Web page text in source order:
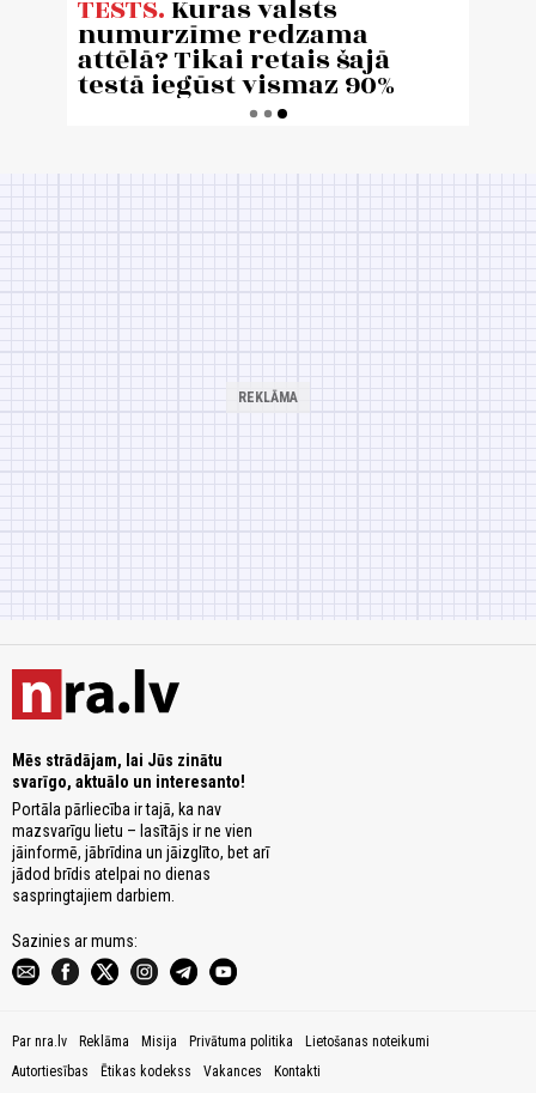
Mēs strādājam, lai Jūs zinātu
svarīgo, aktuālo un interesanto!
Portāla pārliecība ir tajā, ka nav
mazsvarīgu lietu – lasītājs ir ne vien
jāinformē, jābrīdina un jāizglīto, bet arī
jādod brīdis atelpai no dienas
saspringtajiem darbiem.
Sazinies ar mums:
Par nra.lv Reklāma Misija Privātuma politika
Lietošanas noteikumi
Autortiesības
Ētikas kodekss Vakances Kontakti